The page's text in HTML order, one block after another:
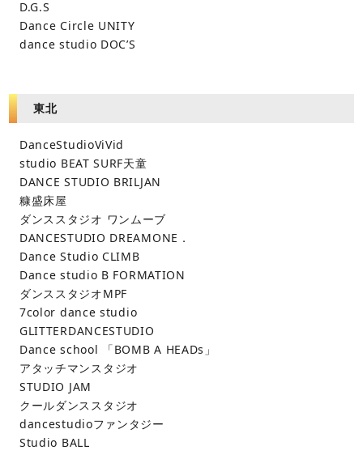
D.G.S
Dance Circle UNITY
dance studio DOC’S
東北
DanceStudioViVid
studio BEAT SURF天童
DANCE STUDIO BRILJAN
糠盛床屋
ダンススタジオ ワンムーブ
DANCESTUDIO DREAMONE．
Dance Studio CLIMB
Dance studio B FORMATION
ダンススタジオMPF
7color dance studio
GLITTERDANCESTUDIO
Dance school 「BOMB A HEADs」
アタッチマンスタジオ
STUDIO JAM
クールダンススタジオ
dancestudioファンタジー
Studio BALL